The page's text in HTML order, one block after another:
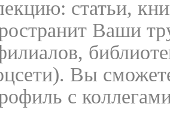
статьи,
Ваши
Вы
с